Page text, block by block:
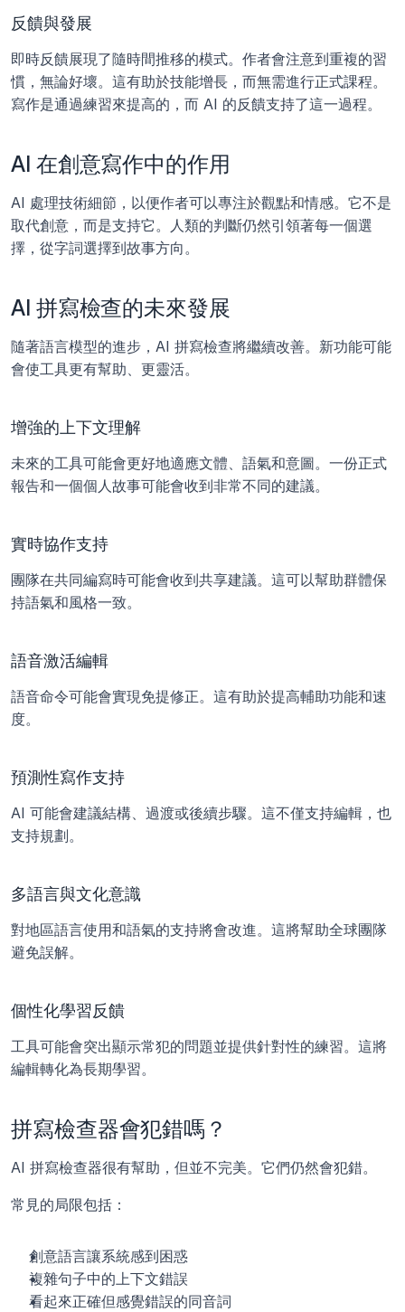
反饋與發展
即時反饋展現了隨時間推移的模式。作者會注意到重複的習
慣，無論好壞。這有助於技能增長，而無需進行正式課程。
寫作是通過練習來提高的，而 AI 的反饋支持了這一過程。
AI 在創意寫作中的作用
AI 處理技術細節，以便作者可以專注於觀點和情感。它不是
取代創意，而是支持它。人類的判斷仍然引領著每一個選
擇，從字詞選擇到故事方向。
AI 拼寫檢查的未來發展
隨著語言模型的進步，AI 拼寫檢查將繼續改善。新功能可能
會使工具更有幫助、更靈活。
增強的上下文理解
未來的工具可能會更好地適應文體、語氣和意圖。一份正式
報告和一個個人故事可能會收到非常不同的建議。
實時協作支持
團隊在共同編寫時可能會收到共享建議。這可以幫助群體保
持語氣和風格一致。
語音激活編輯
語音命令可能會實現免提修正。這有助於提高輔助功能和速
度。
預測性寫作支持
AI 可能會建議結構、過渡或後續步驟。這不僅支持編輯，也
支持規劃。
多語言與文化意識
對地區語言使用和語氣的支持將會改進。這將幫助全球團隊
避免誤解。
個性化學習反饋
工具可能會突出顯示常犯的問題並提供針對性的練習。這將
編輯轉化為長期學習。
拼寫檢查器會犯錯嗎？
AI 拼寫檢查器很有幫助，但並不完美。它們仍然會犯錯。
常見的局限包括：
創意語言讓系統感到困惑
複雜句子中的上下文錯誤
看起來正確但感覺錯誤的同音詞